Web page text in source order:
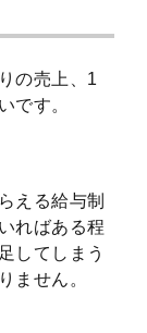
の売上、1
です。
える給与制
ればある程
してしまう
ません。